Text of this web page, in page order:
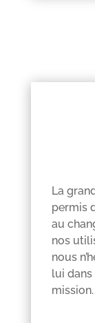
La
permis
au
nos
nous
lui dans
mission.